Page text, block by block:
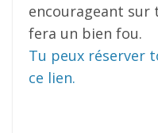
encourageant sur
fera un bien fou.
Tu peux réserver
ce lien.